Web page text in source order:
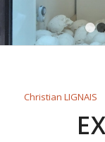
Christian LIGNAIS